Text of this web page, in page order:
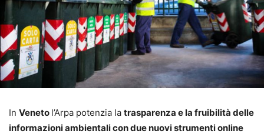
In Veneto l’Arpa potenzia la trasparenza e la fruibilità delle
informazioni ambientali con due nuovi strumenti online